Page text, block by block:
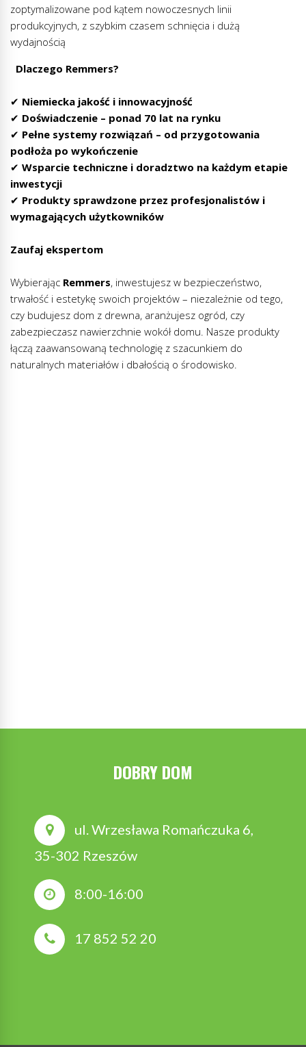
zoptymalizowane pod kątem nowoczesnych linii
produkcyjnych, z szybkim czasem schnięcia i dużą
wydajnością
Dlaczego Remmers?
✔ Niemiecka jakość i innowacyjność
✔ Doświadczenie – ponad 70 lat na rynku
✔ Pełne systemy rozwiązań – od przygotowania
podłoża po wykończenie
✔ Wsparcie techniczne i doradztwo na każdym etapie
inwestycji
✔ Produkty sprawdzone przez profesjonalistów i
wymagających użytkowników
Zaufaj ekspertom
Wybierając Remmers, inwestujesz w bezpieczeństwo,
trwałość i estetykę swoich projektów – niezależnie od tego,
czy budujesz dom z drewna, aranżujesz ogród, czy
zabezpieczasz nawierzchnie wokół domu. Nasze produkty
łączą zaawansowaną technologię z szacunkiem do
naturalnych materiałów i dbałością o środowisko.
DOBRY DOM
ul. Wrzesława Romańczuka 6,
35-302 Rzeszów
8:00-16:00
17 852 52 20